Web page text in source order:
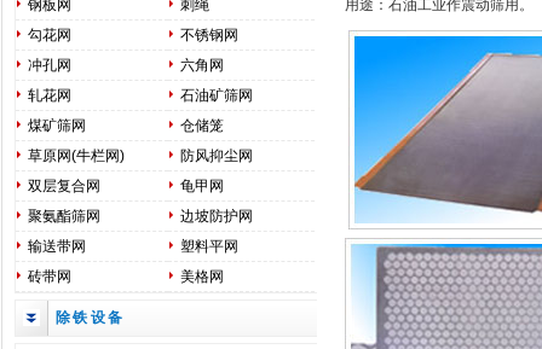
用途：石油工业作震动筛用。
钢板网
刺绳
勾花网
不锈钢网
冲孔网
六角网
轧花网
石油矿筛网
煤矿筛网
仓储笼
草原网(牛栏网)
防风抑尘网
双层复合网
龟甲网
聚氨酯筛网
边坡防护网
输送带网
塑料平网
砖带网
美格网
除铁设备